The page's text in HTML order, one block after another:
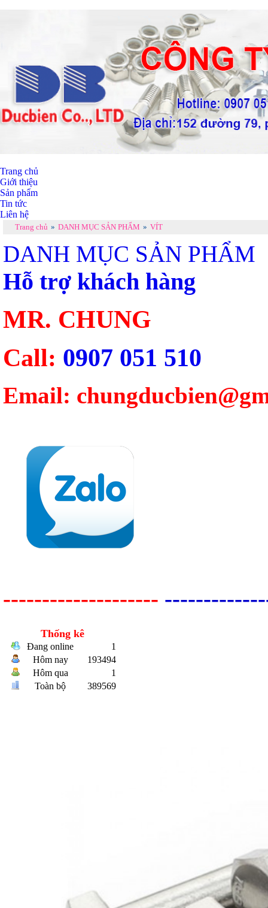
Trang chủ
Giới thiệu
Sản phẩm
Tin tức
Liên hệ
Trang chủ » DANH MỤC SẢN PHẨM » VÍT
DANH MỤC SẢN PHẨM
Hỗ trợ khách hàng
MR. CHUNG
Call: 0907 051 510
Email:
--------------------
Thống kê
Đang online
1
Hôm nay
193494
Hôm qua
1
Toàn bộ
389569